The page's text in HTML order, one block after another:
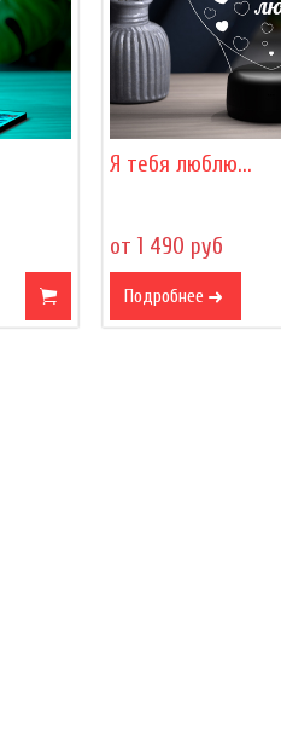
Я тебя люблю...
от 1 490 руб
Подробнее